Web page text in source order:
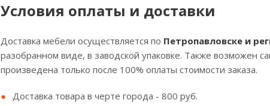
Условия оплаты и доставки
Доставка мебели осуществляется по Петропавловске и
разобранном виде, в заводской упаковке. Также возможен
произведена только после 100% оплаты стоимости заказа.
Доставка товара в черте города - 800 руб.